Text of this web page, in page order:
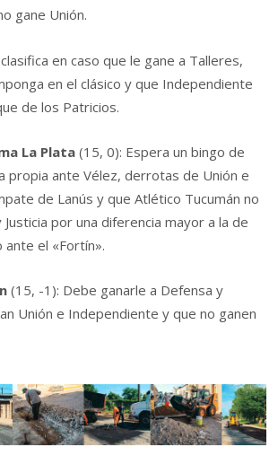
gane Unión.
en caso que le gane a Talleres,
en el clásico y que Independiente
de los Patricios.
La Plata (15, 0): Espera un bingo de
propia ante Vélez, derrotas de Unión e
de Lanús y que Atlético Tucumán no
por una diferencia mayor a la de
el «Fortín».
(15, -1): Debe ganarle a Defensa y
Unión e Independiente y que no ganen